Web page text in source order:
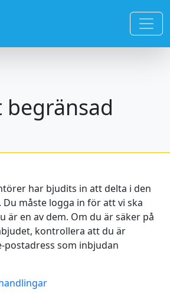
har bjudits in att delta i den
måste logga in för att vi ska
är en av dem. Om du är säker på
kontrollera att du är
postadress som inbjudan